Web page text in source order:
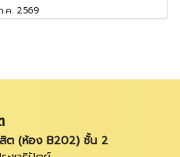
.ค. 2569
ต (ห้อง B202) ชั้น 2